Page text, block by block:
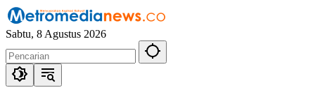
Langsung
ke
konten
Sabtu, 8 Agustus 2026